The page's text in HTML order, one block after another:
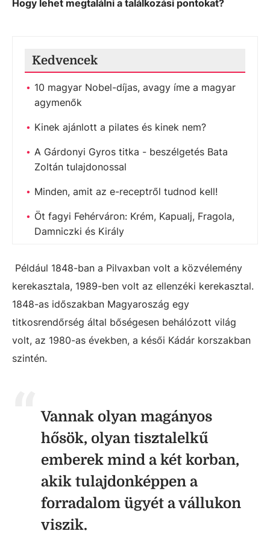
Hogy lehet megtalálni a találkozási pontokat?
Kedvencek
10 magyar Nobel-díjas, avagy íme a magyar
agymenők
Kinek ajánlott a pilates és kinek nem?
A Gárdonyi Gyros titka - beszélgetés Bata
Zoltán tulajdonossal
Minden, amit az e-receptről tudnod kell!
Öt fagyi Fehérváron: Krém, Kapualj, Fragola,
Damniczki és Király
Például 1848-ban a Pilvaxban volt a közvélemény
kerekasztala, 1989-ben volt az ellenzéki kerekasztal.
1848-as időszakban Magyaroszág egy
titkosrendőrség által bőségesen behálózott világ
volt, az 1980-as években, a késői Kádár korszakban
szintén.
Vannak olyan magányos
hősök, olyan tisztalelkű
emberek mind a két korban,
akik tulajdonképpen a
forradalom ügyét a vállukon
viszik.